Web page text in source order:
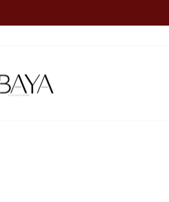
Pause